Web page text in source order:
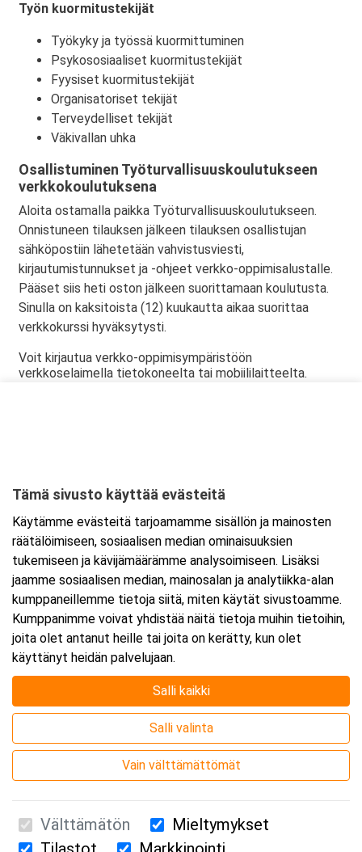
Työn kuormitustekijät
Työkyky ja työssä kuormittuminen
Psykososiaaliset kuormitustekijät
Fyysiset kuormitustekijät
Organisatoriset tekijät
Terveydelliset tekijät
Väkivallan uhka
Osallistuminen Työturvallisuuskoulutukseen
verkkokoulutuksena
Aloita ostamalla paikka Työturvallisuuskoulutukseen.
Onnistuneen tilauksen jälkeen tilauksen osallistujan
sähköpostiin lähetetään vahvistusviesti,
kirjautumistunnukset ja -ohjeet verkko-oppimisalustalle.
Pääset siis heti oston jälkeen suorittamaan koulutusta.
Sinulla on kaksitoista (12) kuukautta aikaa suorittaa
verkkokurssi hyväksytysti.
Voit kirjautua verkko-oppimisympäristöön
verkkoselaimella tietokoneelta tai mobiililaitteelta.
ei suositella.
Koulutuksen suoritusaika vaihtelee osallistujien välillä,
mutta tyypillisesti työturvallisuuskoulutus verkossa
suoritetaan 4 tunnin ajassa. Suoritusaika riippuu
yksilöllisestä etenemisvauhdista.
Suoritettuasi kurssin hyväksytysti pääset lataamaan
todistuksen. Voit halutessasi tilata muovisen kortin.
Verkkokurssi
Tämä sivusto käyttää evästeitä
Käytämme evästeitä tarjoamamme sisällön ja mainosten
räätälöimiseen, sosiaalisen median ominaisuuksien
tukemiseen ja kävijämäärämme analysoimiseen. Lisäksi
jaamme sosiaalisen median, mainosalan ja analytiikka-alan
kumppaneillemme tietoja siitä, miten käytät sivustoamme.
Kumppanimme voivat yhdistää näitä tietoja muihin tietoihin,
joita olet antanut heille tai joita on kerätty, kun olet
käyttänyt heidän palvelujaan.
Salli kaikki
Salli valinta
Vain välttämättömät
Välttämätön
Mieltymykset